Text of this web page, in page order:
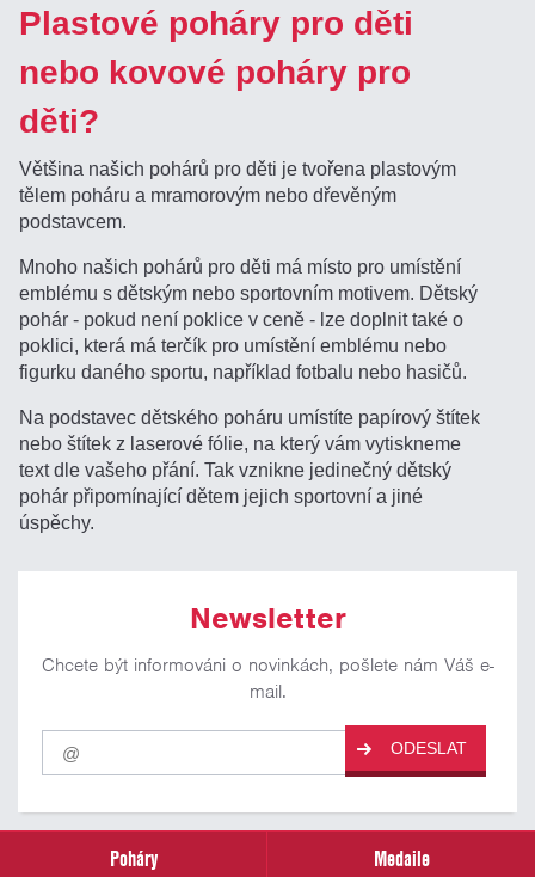
Plastové poháry pro děti
nebo kovové poháry pro
děti?
Většina našich pohárů pro děti je tvořena plastovým
tělem poháru a mramorovým nebo dřevěným
podstavcem.
Mnoho našich pohárů pro děti má místo pro umístění
emblému s dětským nebo sportovním motivem. Dětský
pohár - pokud není poklice v ceně - lze doplnit také o
poklici, která má terčík pro umístění emblému nebo
figurku daného sportu, například fotbalu nebo hasičů.
Na podstavec dětského poháru umístíte papírový štítek
nebo štítek z laserové fólie, na který vám vytiskneme
text dle vašeho přání. Tak vznikne jedinečný dětský
pohár připomínající dětem jejich sportovní a jiné
úspěchy.
Newsletter
Chcete být informováni o novinkách, pošlete nám Váš e-
mail.
Pro
odběr
našich
ODESLAT
Poháry
Medaile